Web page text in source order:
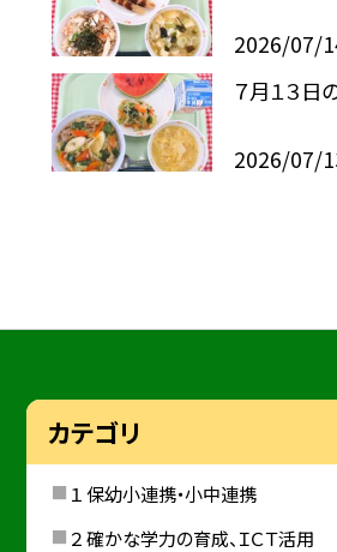
2026/07/
７月１３日
2026/07/
カテゴリ
１ 保幼小連携・小中連携
２ 確かな学力の育成、ＩＣＴ活用